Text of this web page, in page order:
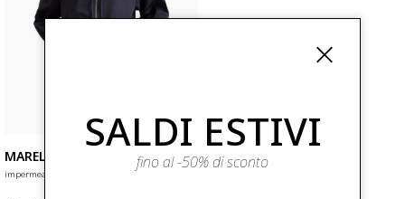
MARELLA
impermeabile leggero antigoccia in twill
SALDI ESTIVI
fino al -50% di sconto